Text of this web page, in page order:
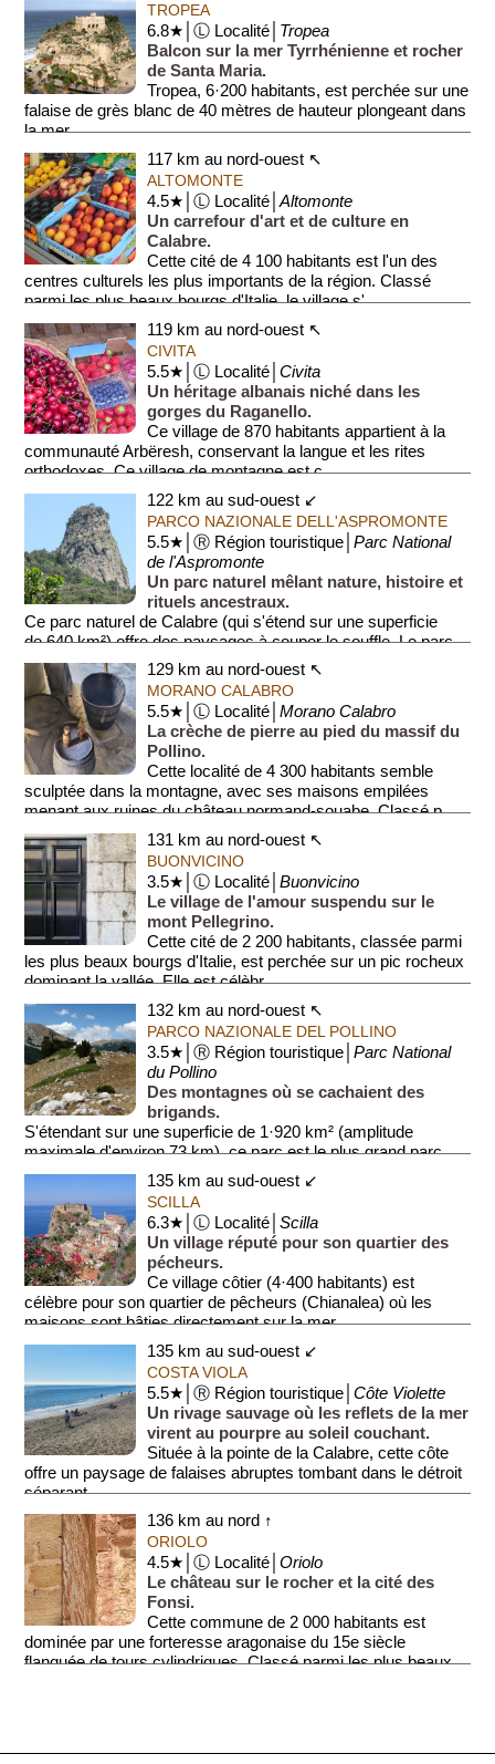
TROPEA
6.8★│Ⓛ Localité│ Tropea
Balcon sur la mer Tyrrhénienne et rocher
de Santa Maria.
Tropea, 6·200 habitants, est perchée sur une
falaise de grès blanc de 40 mètres de hauteur plongeant dans
la mer.
Tropea se distingu...
117 km au nord-ouest ↖
ALTOMONTE
4.5★│Ⓛ Localité│Altomonte
Un carrefour d'art et de culture en
Calabre.
Cette cité de 4 100 habitants est l'un des
centres culturels les plus importants de la région. Classé
parmi les plus beaux bourgs d'Italie, le village s'...
119 km au nord-ouest ↖
CIVITA
5.5★│Ⓛ Localité│Civita
Un héritage albanais niché dans les
gorges du Raganello.
Ce village de 870 habitants appartient à la
communauté Arbëresh, conservant la langue et les rites
orthodoxes. Ce village de montagne est c...
122 km au sud-ouest ↙
PARCO NAZIONALE DELL'ASPROMONTE
5.5★│Ⓡ Région touristique│Parc National
de l'Aspromonte
Un parc naturel mêlant nature, histoire et
rituels ancestraux.
Ce parc naturel de Calabre (qui s'étend sur une superficie
de 640 km²) offre des paysages à couper le souffle. Le parc
fut créé en 198...
129 km au nord-ouest ↖
MORANO CALABRO
5.5★│Ⓛ Localité│Morano Calabro
La crèche de pierre au pied du massif du
Pollino.
Cette localité de 4 300 habitants semble
sculptée dans la montagne, avec ses maisons empilées
menant aux ruines du château normand-souabe. Classé p...
131 km au nord-ouest ↖
BUONVICINO
3.5★│Ⓛ Localité│Buonvicino
Le village de l'amour suspendu sur le
mont Pellegrino.
Cette cité de 2 200 habitants, classée parmi
les plus beaux bourgs d'Italie, est perchée sur un pic rocheux
dominant la vallée. Elle est célèbr...
132 km au nord-ouest ↖
PARCO NAZIONALE DEL POLLINO
3.5★│Ⓡ Région touristique│Parc National
du Pollino
Des montagnes où se cachaient des
brigands.
S'étendant sur une superficie de 1·920 km² (amplitude
maximale d'environ 73 km), ce parc est le plus grand parc
naturel d'Italie. Le parc, qui fut fondé ...
135 km au sud-ouest ↙
SCILLA
6.3★│Ⓛ Localité│Scilla
Un village réputé pour son quartier des
pécheurs.
Ce village côtier (4·400 habitants) est
célèbre pour son quartier de pêcheurs (Chianalea) où les
maisons sont bâties directement sur la mer.
...
135 km au sud-ouest ↙
COSTA VIOLA
5.5★│Ⓡ Région touristique│Côte Violette
Un rivage sauvage où les reflets de la mer
virent au pourpre au soleil couchant.
Située à la pointe de la Calabre, cette côte
offre un paysage de falaises abruptes tombant dans le détroit
séparant ...
136 km au nord ↑
ORIOLO
4.5★│Ⓛ Localité│Oriolo
Le château sur le rocher et la cité des
Fonsi.
Cette commune de 2 000 habitants est
dominée par une forteresse aragonaise du 15e siècle
flanquée de tours cylindriques. Classé parmi les plus beaux ...